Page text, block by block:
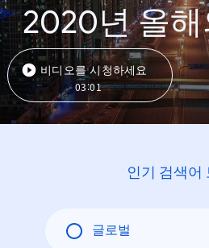
2020년 올
비디오를 시청하세요
03:01
인기 검색어
글로벌